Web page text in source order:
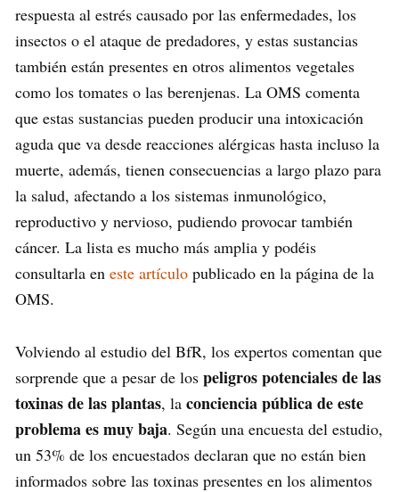
respuesta al estrés causado por las enfermedades, los
insectos o el ataque de predadores, y estas sustancias
también están presentes en otros alimentos vegetales
como los tomates o las berenjenas. La OMS comenta
que estas sustancias pueden producir una intoxicación
aguda que va desde reacciones alérgicas hasta incluso la
muerte, además, tienen consecuencias a largo plazo para
la salud, afectando a los sistemas inmunológico,
reproductivo y nervioso, pudiendo provocar también
cáncer. La lista es mucho más amplia y podéis
consultarla en este artículo publicado en la página de la
OMS.
Volviendo al estudio del BfR, los expertos comentan que
sorprende que a pesar de los peligros potenciales de las
toxinas de las plantas, la conciencia pública de este
problema es muy baja. Según una encuesta del estudio,
un 53% de los encuestados declaran que no están bien
informados sobre las toxinas presentes en los alimentos